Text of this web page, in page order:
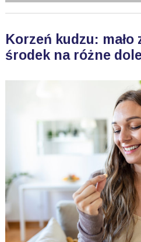
Korzeń kudzu:
środek na różne